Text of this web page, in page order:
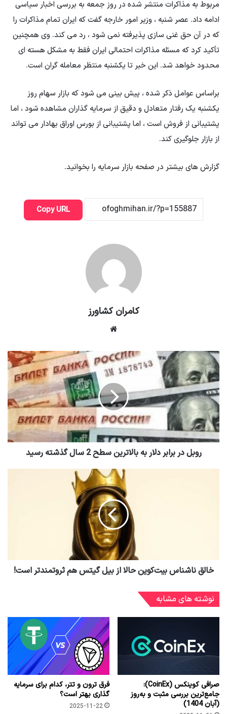
مربوط به مذاکرات منتشر شده در روز جمعه به بررسی اخبار سیاسی
ادامه داد. عصر شنبه ، وزیر امور خارجه گفت که ایران تمام مذاکرات را
که در آن حق غنی سازی پذیرفته نمی شود ، رد می کند. وی همچنین
تأکید کرد که مسئله مذاکرات احتمالی ایران فقط به مشکل هسته ای
محدود خواهد شد. این خبر تا یکشنبه منتظر معامله گران است.
براساس عوامل ذکر شده ، پیش بینی می شود که بازار سهام روز
یکشنبه یک رفتار متعادل و دقیق از سرمایه گذاران مشاهده شود ، اما
پشتیبانی از فروش است ، اما پشتیبانی از بورس اوراق بهادار می تواند
از بازار جلوگیری کند.
گزارش های بیشتر در صفحه بازار سرمایه را بخوانید.
Copy URL
کامران کشاورز
روبل در برابر دلار به بالاترین سطح 2 سال گذشته رسید
خالق ناشناس بیت‌کوین حالا از بیل گیتس هم ثروتمندتر است!
نوشته های مشابه
صرافی کوینکس (CoinEx):
جامع‌ترین بررسی مثبت و به‌روز
(آبان 1404)
فرق ترون و تتر، کدام برای سرمایه
گذاری بهتر است؟
2025-11-22